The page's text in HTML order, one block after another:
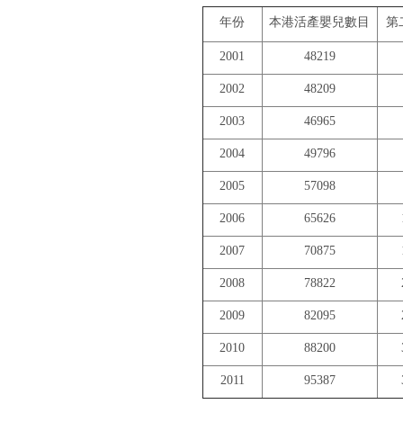
年份 本港活產嬰兒數目 第
2001 48219
2002 48209
2003 46965
2004 49796
2005 57098
2006 65626
2007 70875
2008 78822
2009 82095
2010 88200
2011 95387